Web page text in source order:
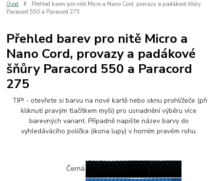
Úvod
Přehled barev pro nitě Micro a Nano Cord, provazy a padákové šňůry
Paracord 550 a Paracord 275
Přehled barev pro nitě Micro a
Nano Cord, provazy a padákové
šňůry Paracord 550 a Paracord
275
TIP! - otevřete si barvu na nové kartě nebo oknu prohlížeče (při
kliknutí pravým tlačítkem myši) pro usnadnění výběru více
barevných variant. Případně napište název barvy do
vyhledávácího políčka (ikona lupy) v horním pravém rohu.
Černá